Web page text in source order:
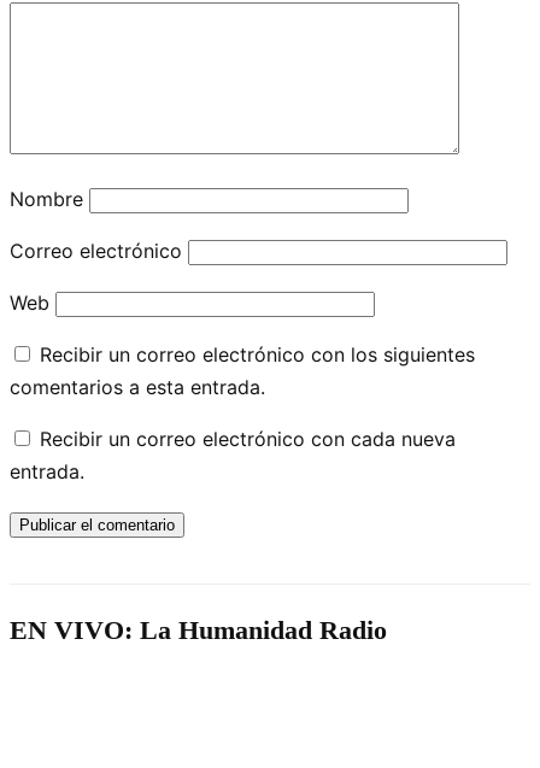
Nombre
Correo electrónico
Web
Recibir un correo electrónico con los siguientes
comentarios a esta entrada.
Recibir un correo electrónico con cada nueva
entrada.
EN VIVO: La Humanidad Radio